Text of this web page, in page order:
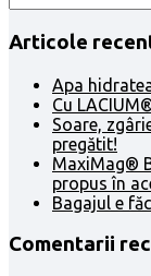
Articole
Apa
Cu
Soare,
pregătit!
MaxiMag®
propus în
Bagajul e
Comentarii